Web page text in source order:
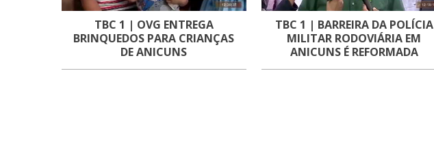
TBC 1 | OVG ENTREGA
BRINQUEDOS PARA CRIANÇAS
DE ANICUNS
TBC 1 | BARREIRA DA POLÍCIA
MILITAR RODOVIÁRIA EM
ANICUNS É REFORMADA